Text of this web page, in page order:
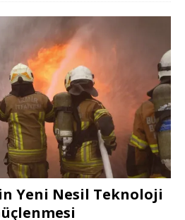
Yeni Nesil Teknoloji